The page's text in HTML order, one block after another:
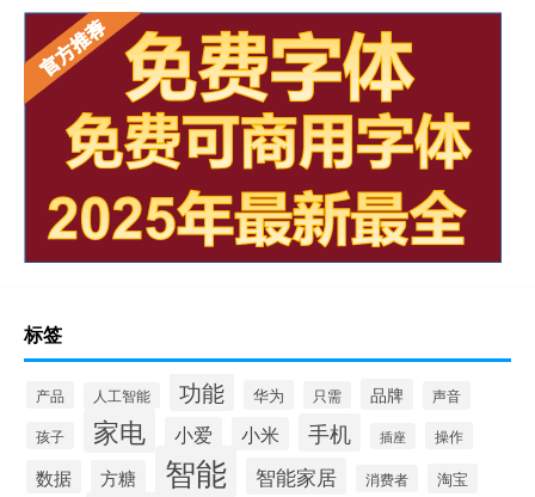
标签
产品 人工智能 功能 华为 只需 品牌 声音
孩子 家电 小爱 小米 手机 插座 操作
数据 方糖 智能 智能家居 消费者
淘宝